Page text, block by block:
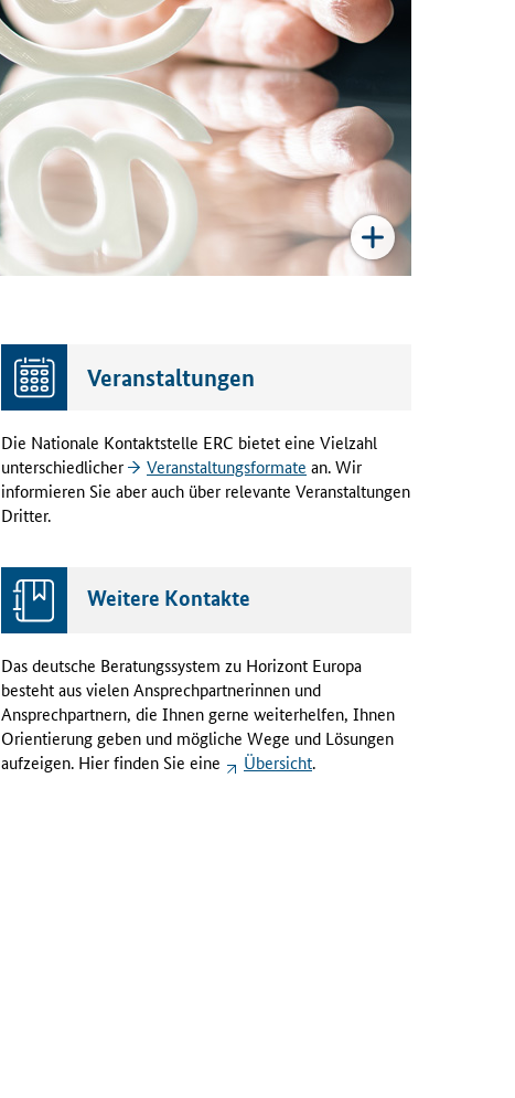
Veranstaltungen
Die Nationale Kontaktstelle ERC bietet eine Vielzahl
unterschiedlicher
Veranstaltungsformate an. Wir
informieren Sie aber auch über relevante Veranstaltungen
Dritter.
Weitere Kontakte
Das deutsche Beratungssystem zu Horizont Europa
besteht aus vielen Ansprechpartnerinnen und
Ansprechpartnern, die Ihnen gerne weiterhelfen, Ihnen
Orientierung geben und mögliche Wege und Lösungen
aufzeigen. Hier finden Sie eine
Übersicht.